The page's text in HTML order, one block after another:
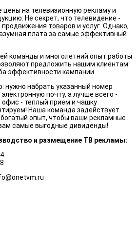
на телевизионную рекламу и
Не секрет, что телевидение -
товаров и услуг. Однако,
плата за самые эффективный
команды и многолетний опыт работы
предложить нашим клиентам
эффективности кампании.
нужно набрать указанный номер
почту, а лучше всего -
офис - теплый прием и чашку
Наша команда задействует
опыт, чтобы ваши рекламные
самые выгодные дивиденды!
и размещение ТВ рекламы: